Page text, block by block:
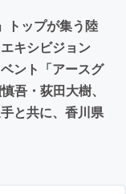
トップが集う陸
キシビジョン
ント「アースグ
吾・荻田大樹、
と共に、香川県